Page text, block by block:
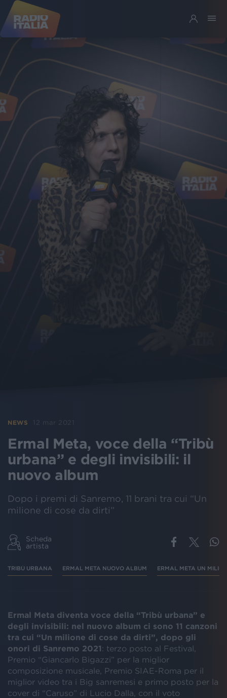
NEWS 12 mar 2021
Ermal Meta, voce della “Tribù
urbana” e degli invisibili: il
nuovo album
Dopo i premi di Sanremo, 11 brani tra cui “Un
milione di cose da dirti”
Scheda
artista
TRIBÙ URBANA ERMAL META NUOVO ALBUM ERMAL META UN
Ermal Meta diventa voce della “Tribù urbana” e
degli invisibili: nel nuovo album ci sono 11 canzoni
tra cui “Un milione di cose da dirti”, dopo gli
onori di Sanremo 2021: terzo posto al Festival,
Premio “Giancarlo Bigazzi” per la miglior
composizione musicale, Premio SIAE-Roma per il
miglior video tra i Big sanremesi e primo posto per la
cover di “Caruso” di Lucio Dalla, con il voto